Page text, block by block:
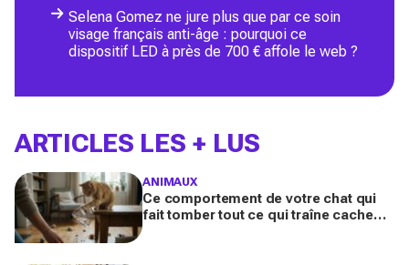
Selena Gomez ne jure plus que par ce soin
visage français anti-âge : pourquoi ce
dispositif LED à près de 700 € affole le web ?
ARTICLES LES + LUS
ANIMAUX
Ce comportement de votre chat qui
fait tomber tout ce qui traîne cache